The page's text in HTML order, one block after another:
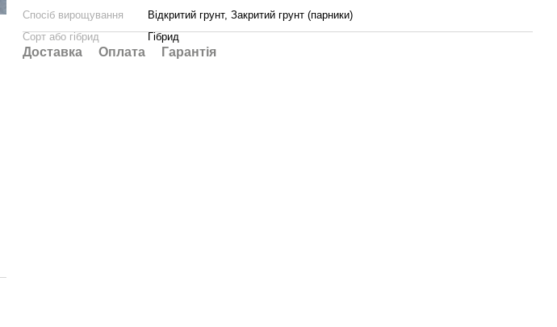
Спосіб вирощування
Відкритий грунт, Закритий грунт (парники)
Сорт або гібрид
Гібрид
Доставка Оплата Гарантія